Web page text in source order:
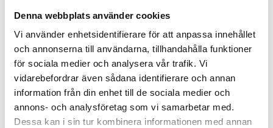
Denna webbplats använder cookies
Vi använder enhetsidentifierare för att anpassa innehållet
och annonserna till användarna, tillhandahålla funktioner
för sociala medier och analysera vår trafik. Vi
vidarebefordrar även sådana identifierare och annan
information från din enhet till de sociala medier och
annons- och analysföretag som vi samarbetar med.
Dessa kan i sin tur kombinera informationen med annan
52002
Vred till Broil King Crown Kontrollvred ”large” för Broil King
Crown årsmodell 2022 och framåt. Passar till exempel
följande modeller: Crown 490, Crown 480 och Crown 430R.